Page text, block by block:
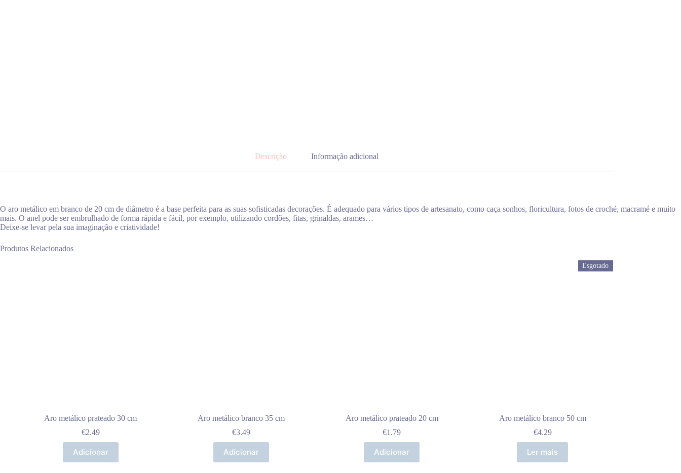
Descrição Informação adicional
O aro metálico em branco de 20 cm de diâmetro é a base perfeita para as suas sofisticadas decorações. É adequado para vários tipos de artesanato, como caça sonhos, floricultura, fotos de croché, macramé e muito
mais. O anel pode ser embrulhado de forma rápida e fácil, por exemplo, utilizando cordões, fitas, grinaldas, arames…
Deixe-se levar pela sua imaginação e criatividade!
Produtos Relacionados
Aro metálico prateado 30 cm
€2.49
Adicionar
Aro metálico branco 35 cm
€3.49
Adicionar
Aro metálico prateado 20 cm
€1.79
Adicionar
Esgotado
Aro metálico branco 50 cm
€4.29
Ler mais